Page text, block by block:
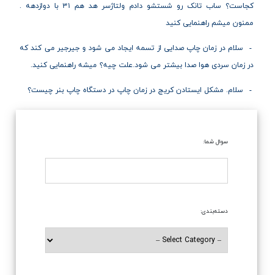
کجاست؟ ساب تانک رو شستشو دادم ولتاژسر هد هم ۳۱ با دوازدهه .
ممنون میشم راهنمایی کنید
سلام در زمان چاپ صدایی از تسمه ایجاد می شود و جیرجیر می کند که
در زمان سردی هوا صدا بیشتر می شود.علت چیه؟ میشه راهنمایی کنید.
سلام. مشکل ایستادن کریج در زمان چاپ در دستگاه چاپ بنر چیست؟
سوال شما:
دسته‌بندی: